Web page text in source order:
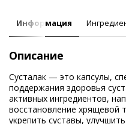
Информация
Описание
Сусталак — это капсулы,
поддержания здоровья
активных ингредиентов,
восстановление хрящевой
укрепить суставы,